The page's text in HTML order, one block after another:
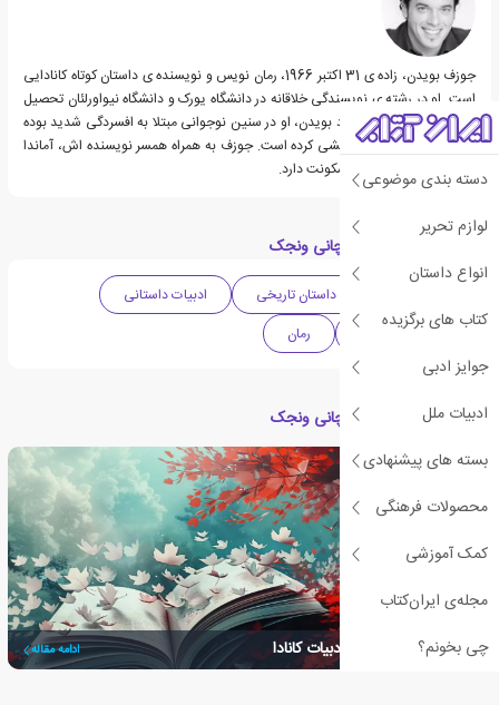
دسته بندی موضوعی
لوازم تحریر
انواع داستان
کتاب های برگزیده
جوایز ادبی
ادبیات ملل
بسته های پیشنهادی
محصولات فرهنگی
کمک آموزشی
مجله‌ی ایران‌کتاب
چی بخونم؟
جوزف بویدن، زاده ی 31 اکتبر 1966، رمان نویس و نویسنده ی داستان کوتاه کانادایی
است. او در رشته ی نویسندگی خلاقانه در دانشگاه یورک و دانشگاه نیواورلئان تحصیل
کرده است. به گفته ی خود بویدن، او در سنین نوجوانی مبتلا به افسردگی شدید بوده
و یکبار هم اقدام به خودکشی کرده است. جوزف به همراه همسر نویسنده اش، آماندا
بویدن، در ایالت لویزیانا سکونت دارد.
دسته بندی های کتاب چانی ونجک
داستان تاریخی
ادبیات داستانی
دهه 2010 میلادی
رمان
مقالات مرتبط با کتاب چانی ونجک
برترین نویسندگان در ادبیات کانادا ادامه مقاله